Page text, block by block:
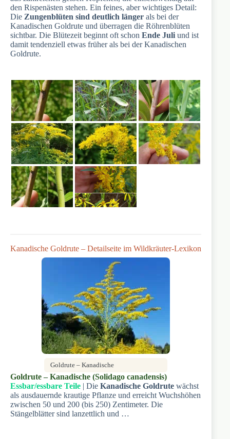
den Rispenästen stehen. Ein feines, aber wichtiges Detail:
Die Zungenblüten sind deutlich länger als bei der
Kanadischen Goldrute und überragen die Röhrenblüten
sichtbar. Die Blütezeit beginnt oft schon Ende Juli und ist
damit tendenziell etwas früher als bei der Kanadischen
Goldrute.
Kanadische Goldrute – Detailseite im Wildkräuter-Lexikon
Goldrute – Kanadische
Goldrute – Kanadische (Solidago canadensis)
Essbar/essbare Teile | Die Kanadische Goldrute wächst
als ausdauernde krautige Pflanze und erreicht Wuchshöhen
zwischen 50 und 200 (bis 250) Zentimeter. Die
Stängelblätter sind lanzettlich und …